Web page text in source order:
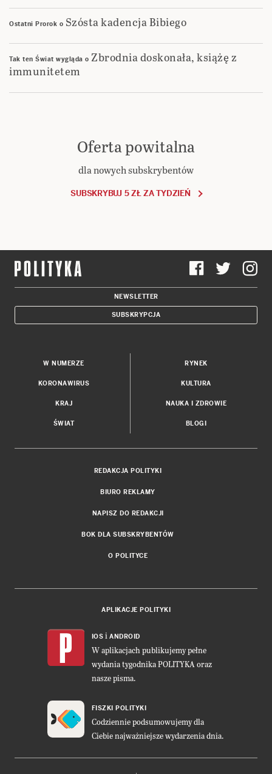
Ostatni Prorok o Szósta kadencja Bibiego
Tak ten Świat wygląda o Zbrodnia doskonała, książę z
immunitetem
Oferta powitalna
dla nowych subskrybentów
SUBSKRYBUJ 5 ZŁ ZA TYDZIEŃ
NEWSLETTER
SUBSKRYPCJA
W NUMERZE
KORONAWIRUS
KRAJ
ŚWIAT
RYNEK
KULTURA
NAUKA I ZDROWIE
BLOGI
REDAKCJA POLITYKI
BIURO REKLAMY
NAPISZ DO REDAKCJI
BOK DLA SUBSKRYBENTÓW
O POLITYCE
APLIKACJE POLITYKI
IOS i ANDROID
W aplikacjach publikujemy pełne
wydania tygodnika POLITYKA oraz
nasze pisma.
FISZKI POLITYKI
Codziennie podsumowujemy dla
Ciebie najważniejsze wydarzenia dnia.